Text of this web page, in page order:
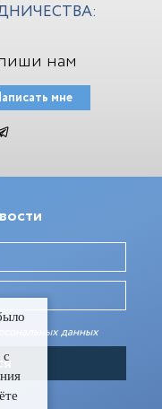
нам
мне
данныx
с